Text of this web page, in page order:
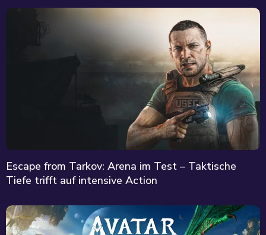
Escape from Tarkov: Arena im Test – Taktische
Tiefe trifft auf intensive Action